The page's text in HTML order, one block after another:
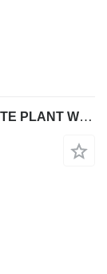
FABO TURBOMIX-60 MOBILE CONCRETE PLANT WITH PRE-FEEDING SYSTEM